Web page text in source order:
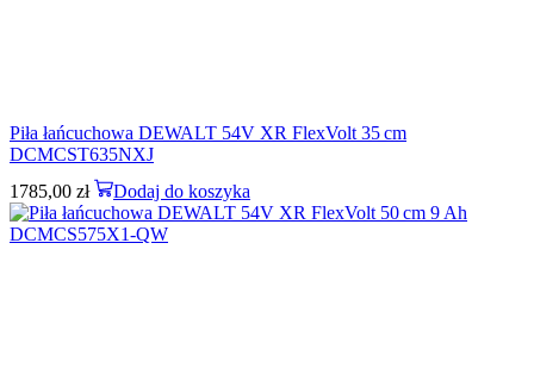
Piła łańcuchowa DEWALT 54V XR FlexVolt 35 cm
DCMCST635NXJ
1785,00 zł Dodaj do koszyka